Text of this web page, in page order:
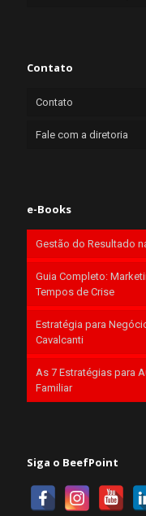
Contato
Contato
Fale com a diretoria
e-Books
Gestão do Resultado
Guia Completo:
Tempos de Crise
Estratégia para
Cavalcanti
As 7 Estratégias para
Familiar
Siga o BeefPoint